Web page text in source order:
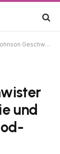
über ihre Familie und ihr berühmtes Hollywood-Netzwerk
und